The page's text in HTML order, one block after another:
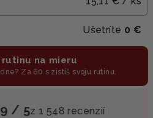
Ušetríte 0 €
na mieru
Za 60 s zistíš svoju rutinu.
/ 5z 1 548 recenzií